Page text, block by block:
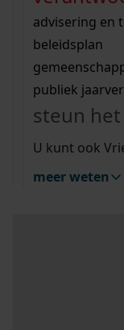
vergunningen
beeld en geluid
uitleg
Wij helpen u
bekijk alle
Wij helpen u
bekijk alle
bekijk ons
advisering en
beleidsplan
publiek
steun
U kunt ook
meer weten
Mijn Studiezaal